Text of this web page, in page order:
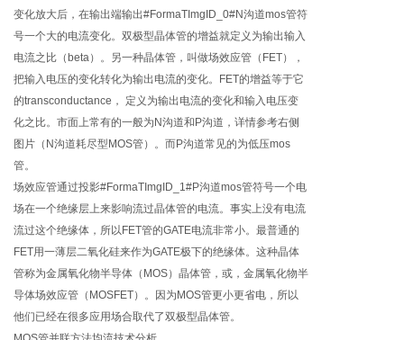
变化放大后，在输出端输出#FormaTImgID_0#N沟道mos管符
号一个大的电流变化。双极型晶体管的增益就定义为输出输入
电流之比（beta）。另一种晶体管，叫做场效应管（FET），
把输入电压的变化转化为输出电流的变化。FET的增益等于它
的transconductance， 定义为输出电流的变化和输入电压变
化之比。市面上常有的一般为N沟道和P沟道，详情参考右侧
图片（N沟道耗尽型MOS管）。而P沟道常见的为低压mos
管。
场效应管通过投影#FormaTImgID_1#P沟道mos管符号一个电
场在一个绝缘层上来影响流过晶体管的电流。事实上没有电流
流过这个绝缘体，所以FET管的GATE电流非常小。最普通的
FET用一薄层二氧化硅来作为GATE极下的绝缘体。这种晶体
管称为金属氧化物半导体（MOS）晶体管，或，金属氧化物半
导体场效应管（MOSFET）。因为MOS管更小更省电，所以
他们已经在很多应用场合取代了双极型晶体管。